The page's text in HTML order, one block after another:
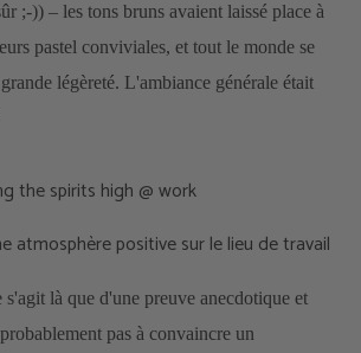
;-)) – les tons bruns avaient laissé place à
pastel conviviales, et tout le monde se
légèreté. L'ambiance générale était
atmosphère positive sur le lieu de travail
s'agit là que d'une preuve anecdotique et
pas à convaincre un